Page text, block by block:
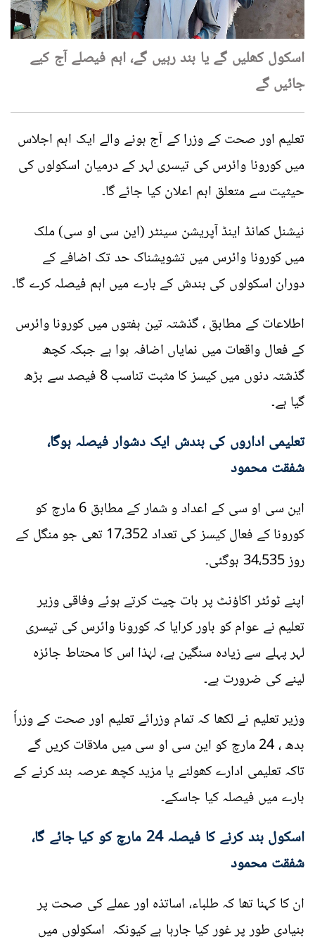
اسکول کھلیں گے یا بند رہیں گے، اہم فیصلے آج کیے
جائیں گے
تعلیم اور صحت کے وزرا کے آج ہونے والے ایک اہم اجلاس
میں کورونا وائرس کی تیسری لہر کے درمیان اسکولوں کی
حیثیت سے متعلق اہم اعلان کیا جائے گا۔
نیشنل کمانڈ اینڈ آپریشن سینٹر (این سی او سی) ملک
میں کورونا وائرس میں تشویشناک حد تک اضافے کے
دوران اسکولوں کی بندش کے بارے میں اہم فیصلہ کرے گا۔
اطلاعات کے مطابق ، گذشتہ تین ہفتوں میں کورونا وائرس
کے فعال واقعات میں نمایاں اضافہ ہوا ہے جبکہ کچھ
گذشتہ دنوں میں کیسز کا مثبت تناسب 8 فیصد سے بڑھ
گیا ہے۔
تعلیمی اداروں کی بندش ایک دشوار فیصلہ ہوگا،
شفقت محمود
این سی او سی کے اعداد و شمار کے مطابق 6 مارچ کو
کورونا کے فعال کیسز کی تعداد 17،352 تھی جو منگل کے
روز 34،535 ہوگئی۔
اپنے ٹوئٹر اکاؤنٹ پر بات چیت کرتے ہوئے وفاقی وزیر
تعلیم نے عوام کو باور کرایا کہ کورونا وائرس کی تیسری
لہر پہلے سے زیادہ سنگین ہے، لہٰذا اس کا محتاط جائزہ
لینے کی ضرورت ہے۔
وزیر تعلیم نے لکھا کہ تمام وزرائے تعلیم اور صحت کے وزراٗ
بدھ ، 24 مارچ کو این سی او سی میں ملاقات کریں گے
تاکہ تعلیمی ادارے کھولنے یا مزید کچھ عرصہ بند کرنے کے
بارے میں فیصلہ کیا جاسکے۔
اسکول بند کرنے کا فیصلہ 24 مارچ کو کیا جائے گا،
شفقت محمود
ان کا کہنا تھا کہ طلباء، اساتذہ اور عملے کی صحت پر
بنیادی طور پر غور کیا جارہا ہے کیونکہ اسکولوں میں